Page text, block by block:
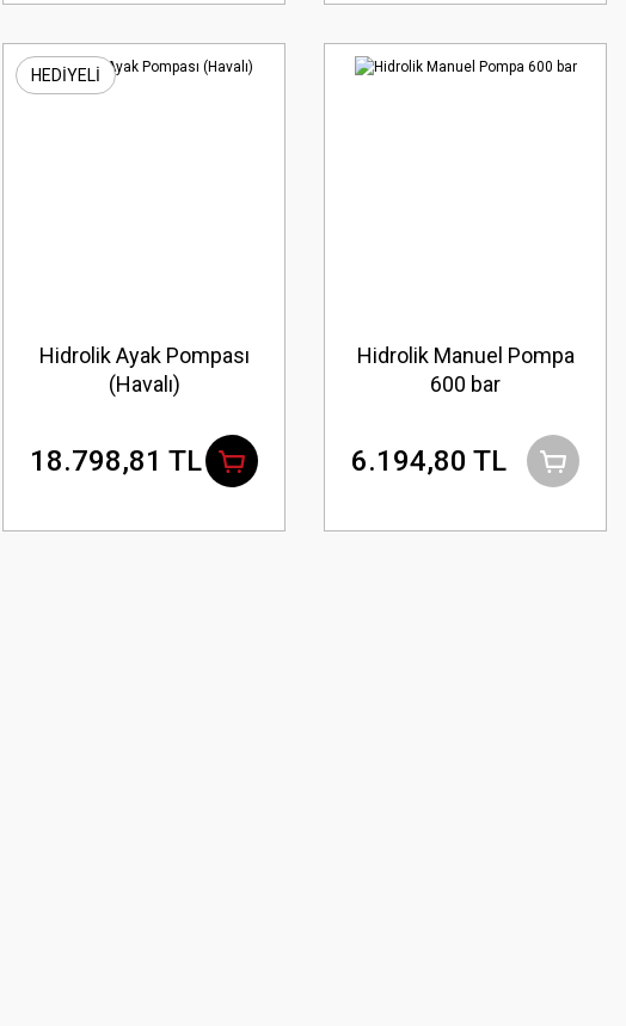
HEDİYELİ
Hidrolik Ayak Pompası
(Havalı)
18.798,81 TL
Hidrolik Manuel Pompa
600 bar
6.194,80 TL